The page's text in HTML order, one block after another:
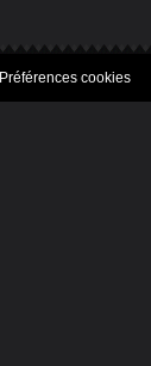
Préférences cookies